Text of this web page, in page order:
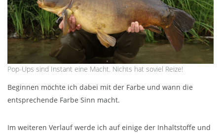
Pop-Ups sind Instant eine Macht. Nichts hat soviel Reize!
Beginnen möchte ich dabei mit der Farbe und wann die
entsprechende Farbe Sinn macht.
Im weiteren Verlauf werde ich auf einige der Inhaltstoffe und